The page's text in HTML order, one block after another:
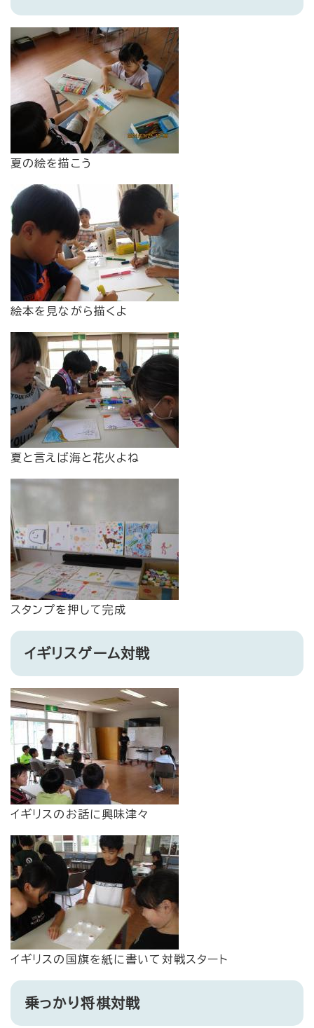
夏の絵を描こう
絵本を見ながら描くよ
夏と言えば海と花火よね
スタンプを押して完成
イギリスゲーム対戦
イギリスのお話に興味津々
イギリスの国旗を紙に書いて対戦スタート
乗っかり将棋対戦